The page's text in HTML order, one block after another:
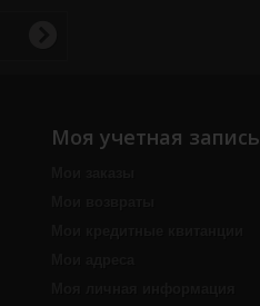
Моя учетная запись